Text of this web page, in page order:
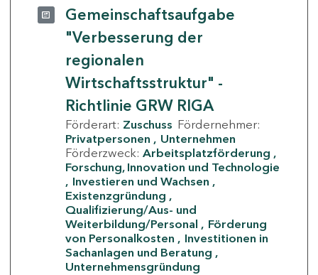
Gemeinschaftsaufgabe
"Verbesserung der
regionalen
Wirtschaftsstruktur" -
Richtlinie GRW RIGA
Förderart: Zuschuss Fördernehmer:
Privatpersonen
Unternehmen
Förderzweck: Arbeitsplatzförderung
Forschung, Innovation und Technologie
Investieren und Wachsen
Existenzgründung
Qualifizierung/Aus- und
Weiterbildung/Personal
Förderung
von Personalkosten
Investitionen in
Sachanlagen und Beratung
Unternehmensgründung